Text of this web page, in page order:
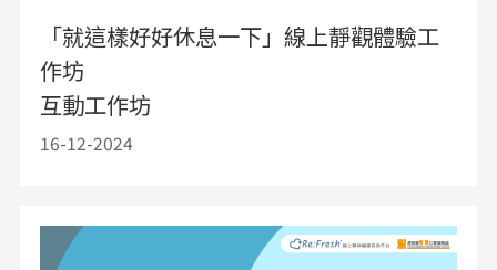
「就這樣好好休息一下」線上靜觀體驗工
作坊
互動工作坊
16-12-2024